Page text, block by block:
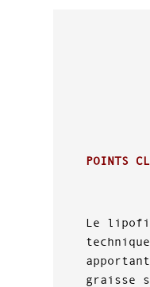
POINTS
Le
graisse